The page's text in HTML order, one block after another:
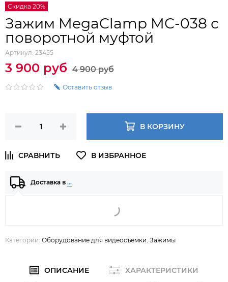
Скидка 20%
Зажим MegaClamp MC-038 с
поворотной муфтой
Артикул: 23455
3 900 руб 4 900 руб
Оставить отзыв
В КОРЗИНУ
Доставка в …
Категории: Оборудование для видеосъемки Зажимы
ОПИСАНИЕ
ХАРАКТЕРИСТИКИ